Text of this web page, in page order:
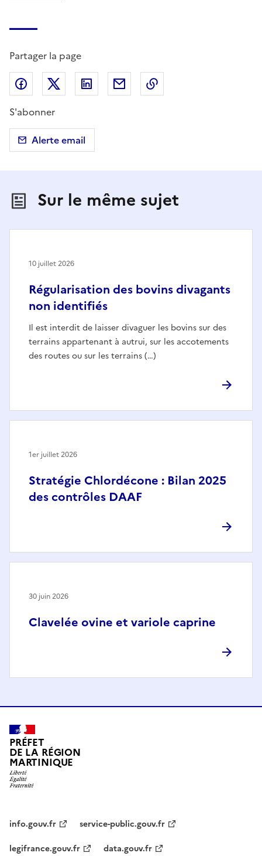
Partager la page
Partager sur Facebook
Partager sur X (anciennement Twitter)
Partager sur LinkedIn
Partager par email
S'abonner
Alerte email
Sur le même sujet
Régularisation des bovins divagants
non identifiés
Il est interdit de laisser divaguer les bovins sur des
terrains appartenant à autrui, sur les accotements
des routes ou sur les terrains (…)
10 juillet 2026
Stratégie Chlordécone : Bilan 2025
des contrôles DAAF
1er juillet 2026
Clavelée ovine et variole caprine
30 juin 2026
PRÉFET
DE LA RÉGION
MARTINIQUE
info.gouv.fr
service-public.gouv.fr
legifrance.gouv.fr
data.gouv.fr